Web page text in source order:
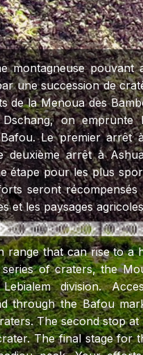
montagneuse pouvant
une succession de
de la Menoua des
on emprunte
Le premier arrêt
deuxième arrêt à
étape pour les plus
seront
et les paysages
range that can rise to a
of craters, the
division.
through the Bafou
The second stop at
The final stage for